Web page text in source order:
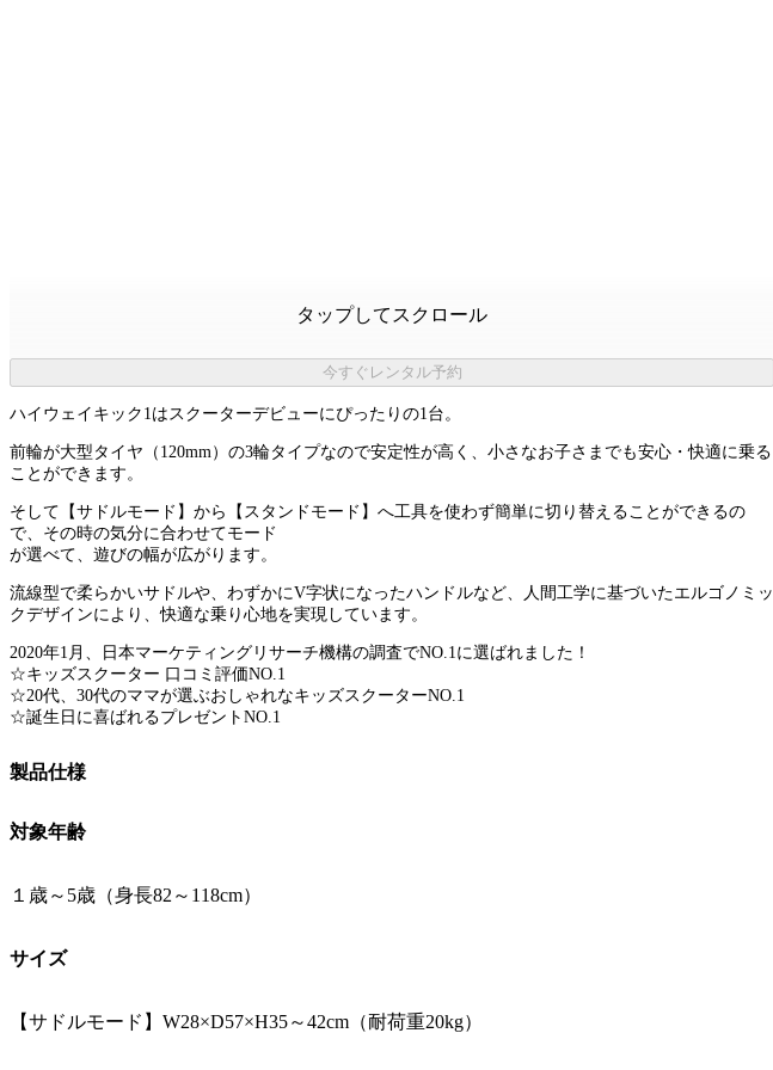
タップしてスクロール
今すぐレンタル予約
ハイウェイキック1はスクーターデビューにぴったりの1台。
前輪が大型タイヤ（120mm）の3輪タイプなので安定性が高く、小さなお子さまでも安心・快適に乗る
ことができます。
そして【サドルモード】から【スタンドモード】へ工具を使わず簡単に切り替えることができるの
で、その時の気分に合わせてモード
が選べて、遊びの幅が広がります。
流線型で柔らかいサドルや、わずかにV字状になったハンドルなど、人間工学に基づいたエルゴノミッ
クデザインにより、快適な乗り心地を実現しています。
2020年1月、日本マーケティングリサーチ機構の調査でNO.1に選ばれました！
☆キッズスクーター 口コミ評価NO.1
☆20代、30代のママが選ぶおしゃれなキッズスクーターNO.1
☆誕生日に喜ばれるプレゼントNO.1
製品仕様
対象年齢
１歳～5歳（身長82～118cm）
サイズ
【サドルモード】W28×D57×H35～42cm（耐荷重20kg）